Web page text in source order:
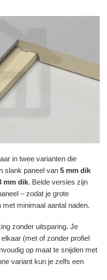
in twee varianten die
slank paneel van 5 mm dik
mm dik. Beide versies zijn
– zodat je grote
minimaal aantal naden.
zonder uitsparing. Je
(met of zonder profiel
op maat te snijden met
variant kun je zelfs een